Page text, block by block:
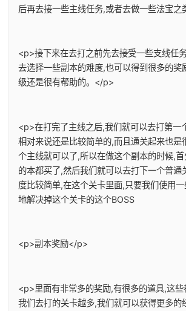
后再去接一些主线任务,或者去做一些法宝之
<p>接下来在去打之前先去接受一些支线任
去选择一些副本的难度,也可以得到很多的奖
级还是很有帮助的。</p>
<p>在打完了主线之后,我们就可以去打第一
相对来说还是比较简单的,而且通关起来也是
个主线就可以了,所以在做这个副本的时候,
的本都买了,然后我们就可以去打下一个普通
度比较简单,在这个关卡里面,只要我们使用
地解决掉这个关卡的这个BOSS
<p>副本奖励</p>
<p>里面有非常多的奖励,有很多的道具,这些
我们去打的关卡越多,我们就可以获得更多的